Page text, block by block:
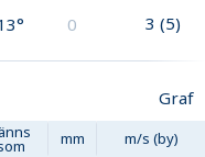
0 3 (5)
Graf
mm m/s (by)